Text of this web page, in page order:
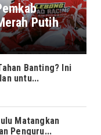
Putih
Banting? Ini
untu...
Matangkan
Penguru...